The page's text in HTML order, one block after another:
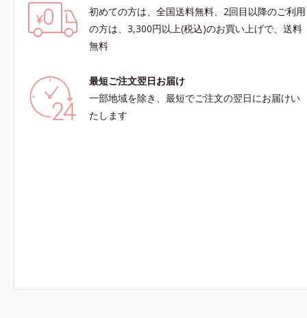
初めての方は、全国送料無料、2回目以降のご利用
の方は、3,300円以上(税込)のお買い上げで、送料
無料
最短ご注文翌日お届け
一部地域を除き、最短でご注文の翌日にお届けい
たします